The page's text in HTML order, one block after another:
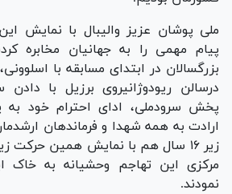
ملی پوشان عزیز والیبال با نمایش
پیام مهمی را به جهانیان مخابره
بزرگسالان در ابتدای مسابقه با
درسالن ریودوژانیروی برزیل با
پخش سرودملی، ادای احترام خود
ارادت به همه شهدا و فرماندهان
زیر ۱۶ سال هم با نمایش همین حرکت
مرکزی این تهاجم وحشیانه به خاک
نمودند.